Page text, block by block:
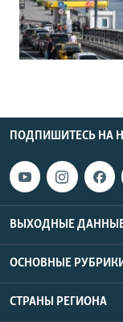
ПОДПИШИТЕСЬ НА
ВЫХОДНЫЕ
ОСНОВНЫЕ
СТРАНЫ РЕГИОНА